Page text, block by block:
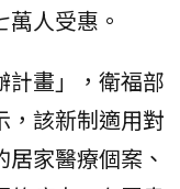
人受惠。
計畫」，衛福部
，該新制適用對
家醫療個案、